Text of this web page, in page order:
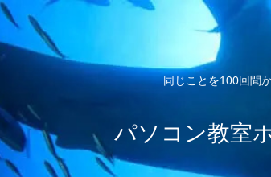
同じことを100回聞
パソコン教室